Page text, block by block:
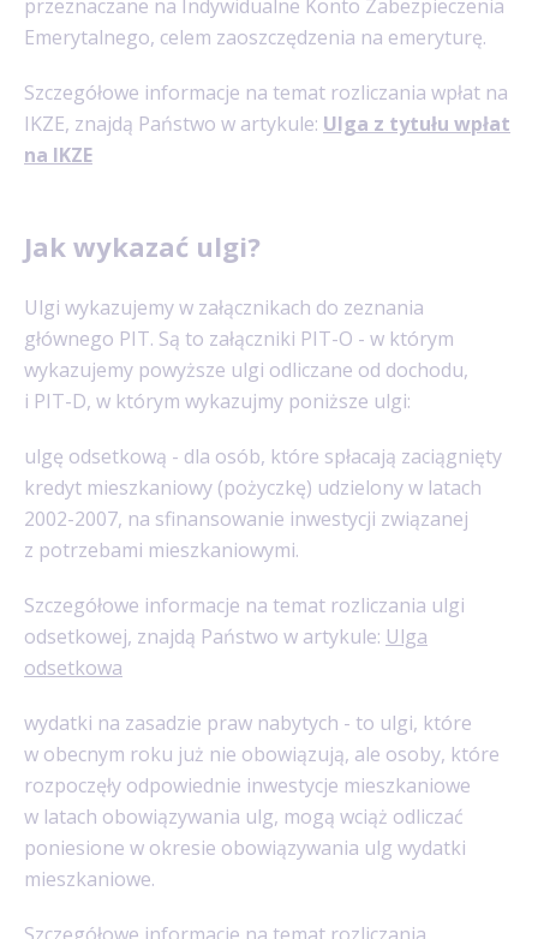
przeznaczane na Indywidualne Konto Zabezpieczenia
Emerytalnego, celem zaoszczędzenia na emeryturę.
Szczegółowe informacje na temat rozliczania wpłat na
IKZE, znajdą Państwo w artykule: Ulga z tytułu wpłat
na IKZE
Jak wykazać ulgi?
Ulgi wykazujemy w załącznikach do zeznania
głównego PIT. Są to załączniki PIT-O - w którym
wykazujemy powyższe ulgi odliczane od dochodu,
i PIT-D, w którym wykazujmy poniższe ulgi:
ulgę odsetkową - dla osób, które spłacają zaciągnięty
kredyt mieszkaniowy (pożyczkę) udzielony w latach
2002-2007, na sfinansowanie inwestycji związanej
z potrzebami mieszkaniowymi.
Szczegółowe informacje na temat rozliczania ulgi
odsetkowej, znajdą Państwo w artykule: Ulga
odsetkowa
wydatki na zasadzie praw nabytych - to ulgi, które
w obecnym roku już nie obowiązują, ale osoby, które
rozpoczęły odpowiednie inwestycje mieszkaniowe
w latach obowiązywania ulg, mogą wciąż odliczać
poniesione w okresie obowiązywania ulg wydatki
mieszkaniowe.